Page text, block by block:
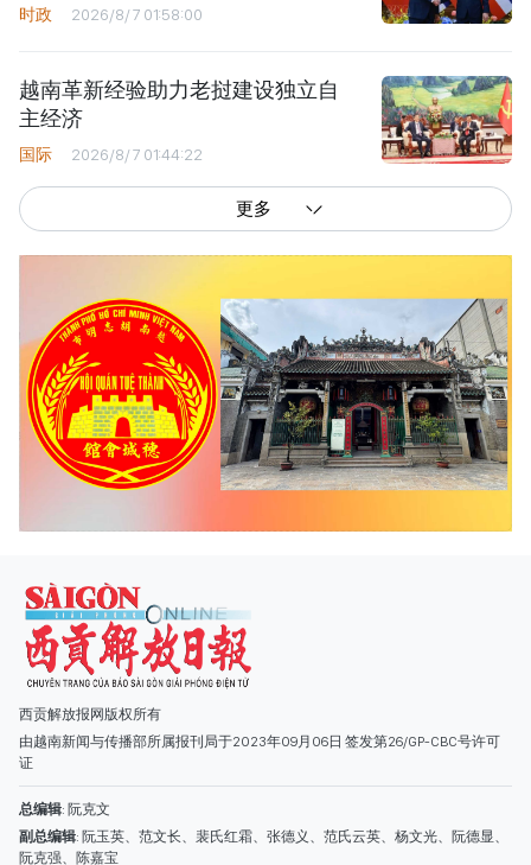
时政 2026/8/7 01:58:00
越南革新经验助力老挝建设独立自
主经济
国际 2026/8/7 01:44:22
更多
西贡解放报网版权所有
由越南新闻与传播部所属报刊局于2023年09月06日 签发第26/GP-CBC号许可
副总编辑: 阮玉英、范文长、裴氏红霜、张德义、范氏云英、杨文光、阮德显、
阮克强、陈嘉宝
主编: 阮玉英
社址: 胡志明市棋盘坊阮氏明开街432-434号
总台: (028) 39294091 - 转 060
热线: 096.558.1888
编辑部: (028) 39294092 - 转 060
电子信箱
广告部
(028) 38334185
quangcaohoavan09@gmail.com;